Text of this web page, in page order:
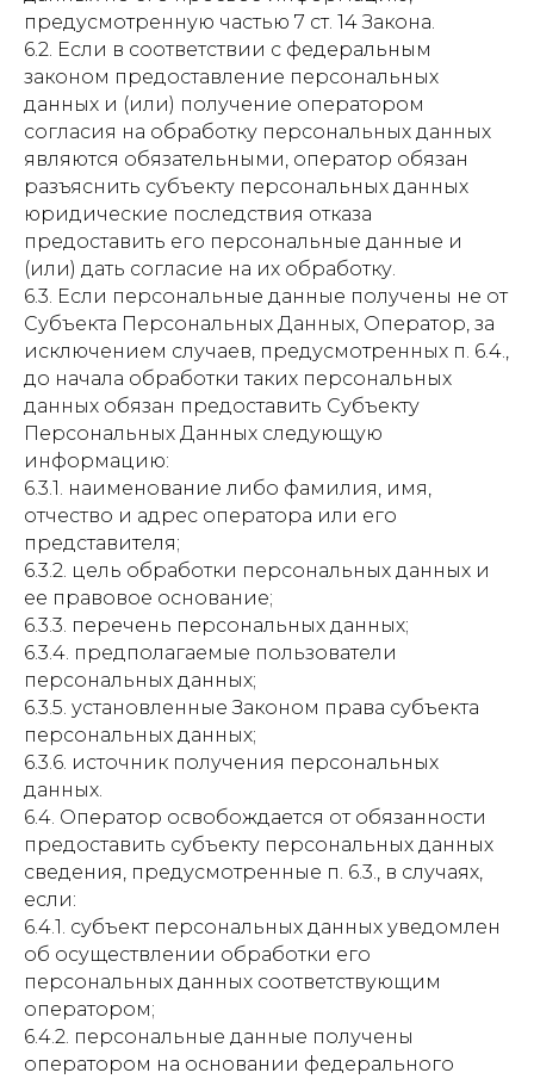
предусмотренную частью 7 ст. 14 Закона.
6.2. Если в соответствии с федеральным
законом предоставление персональных
данных и (или) получение оператором
согласия на обработку персональных данных
являются обязательными, оператор обязан
разъяснить субъекту персональных данных
юридические последствия отказа
предоставить его персональные данные и
(или) дать согласие на их обработку.
6.3. Если персональные данные получены не от
Субъекта Персональных Данных, Оператор, за
исключением случаев, предусмотренных п. 6.4.,
до начала обработки таких персональных
данных обязан предоставить Субъекту
Персональных Данных следующую
информацию:
6.3.1. наименование либо фамилия, имя,
отчество и адрес оператора или его
представителя;
6.3.2. цель обработки персональных данных и
ее правовое основание;
6.3.3. перечень персональных данных;
6.3.4. предполагаемые пользователи
персональных данных;
6.3.5. установленные Законом права субъекта
персональных данных;
6.3.6. источник получения персональных
данных.
6.4. Оператор освобождается от обязанности
предоставить субъекту персональных данных
сведения, предусмотренные п. 6.3., в случаях,
если:
6.4.1. субъект персональных данных уведомлен
об осуществлении обработки его
персональных данных соответствующим
оператором;
6.4.2. персональные данные получены
оператором на основании федерального